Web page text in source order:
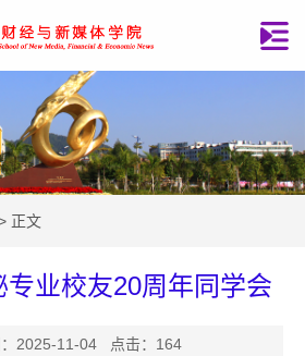
正文
专业校友20周年同学会
2025-11-04 点击： 164